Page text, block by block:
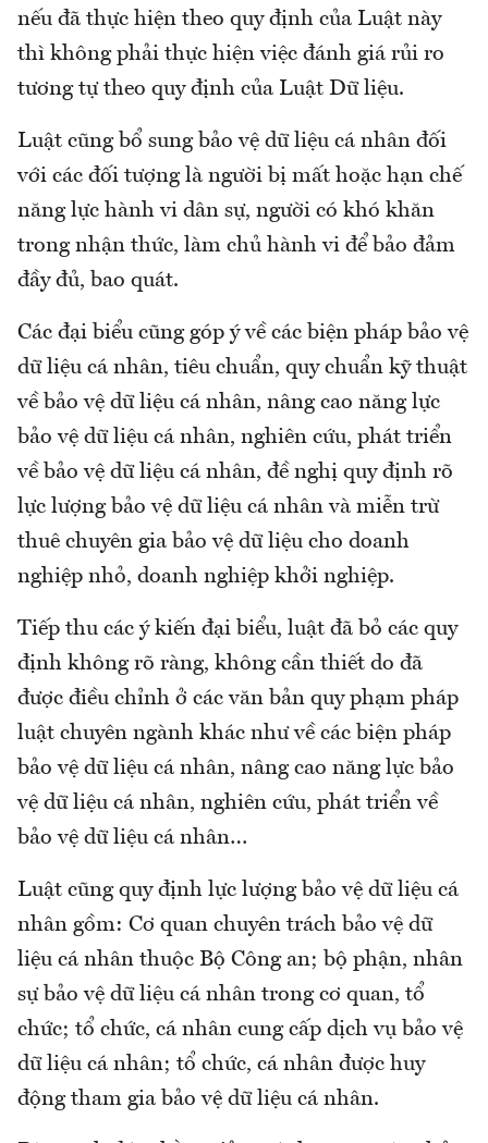
nếu đã thực hiện theo quy định của Luật này
thì không phải thực hiện việc đánh giá rủi ro
tương tự theo quy định của Luật Dữ liệu.
Luật cũng bổ sung bảo vệ dữ liệu cá nhân đối
với các đối tượng là người bị mất hoặc hạn chế
năng lực hành vi dân sự, người có khó khăn
trong nhận thức, làm chủ hành vi để bảo đảm
đầy đủ, bao quát.
Các đại biểu cũng góp ý về các biện pháp bảo vệ
dữ liệu cá nhân, tiêu chuẩn, quy chuẩn kỹ thuật
về bảo vệ dữ liệu cá nhân, nâng cao năng lực
bảo vệ dữ liệu cá nhân, nghiên cứu, phát triển
về bảo vệ dữ liệu cá nhân, đề nghị quy định rõ
lực lượng bảo vệ dữ liệu cá nhân và miễn trừ
thuê chuyên gia bảo vệ dữ liệu cho doanh
nghiệp nhỏ, doanh nghiệp khởi nghiệp.
Tiếp thu các ý kiến đại biểu, luật đã bỏ các quy
định không rõ ràng, không cần thiết do đã
được điều chỉnh ở các văn bản quy phạm pháp
luật chuyên ngành khác như về các biện pháp
bảo vệ dữ liệu cá nhân, nâng cao năng lực bảo
vệ dữ liệu cá nhân, nghiên cứu, phát triển về
bảo vệ dữ liệu cá nhân…
Luật cũng quy định lực lượng bảo vệ dữ liệu cá
nhân gồm: Cơ quan chuyên trách bảo vệ dữ
liệu cá nhân thuộc Bộ Công an; bộ phận, nhân
sự bảo vệ dữ liệu cá nhân trong cơ quan, tổ
chức; tổ chức, cá nhân cung cấp dịch vụ bảo vệ
dữ liệu cá nhân; tổ chức, cá nhân được huy
động tham gia bảo vệ dữ liệu cá nhân.